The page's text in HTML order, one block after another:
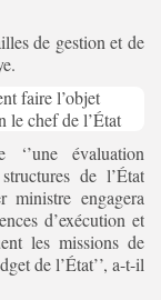
de gestion et de
évaluation
de l’État
ministre engagera
d’exécution et
les missions de
de l’État’’, a-t-il